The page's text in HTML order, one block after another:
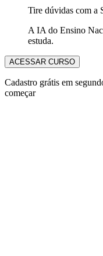
Tire dúvidas com a
A IA do Ensino
estuda.
ACESSAR CURSO
Cadastro grátis em
começar